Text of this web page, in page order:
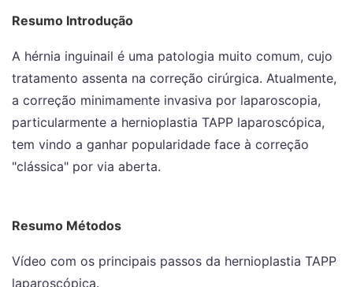
Resumo Introdução
A hérnia inguinail é uma patologia muito comum, cujo
tratamento assenta na correção cirúrgica. Atualmente,
a correção minimamente invasiva por laparoscopia,
particularmente a hernioplastia TAPP laparoscópica,
tem vindo a ganhar popularidade face à correção
"clássica" por via aberta.
Resumo Métodos
Vídeo com os principais passos da hernioplastia TAPP
laparoscópica.